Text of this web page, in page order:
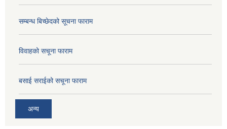
सम्बन्ध बिच्छेदको सूचना फाराम
विवाहको सचूना फाराम
बसाई सराईको सचूना फाराम
अन्य